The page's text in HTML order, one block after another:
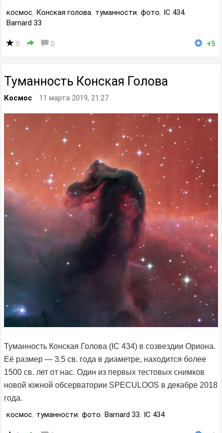
космос, Конская голова, туманности, фото, IC 434,
Barnard 33
0 0 +5
Туманность Конская Голова
Космос 11 марта 2019, 21:27
Туманность Конская Голова (IC 434) в созвездии Ориона.
Её размер — 3.5 св. года в диаметре, находится более
1500 св. лет от нас. Один из первых тестовых снимков
новой южной обсерватории SPECULOOS в декабре 2018
года.
космос, туманности, фото, Barnard 33, IC 434